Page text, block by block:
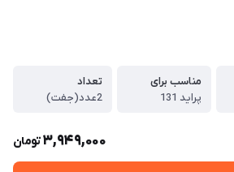
مناسب برای
پراید 131
تعداد
2عدد(جفت)
3,949,000تومان